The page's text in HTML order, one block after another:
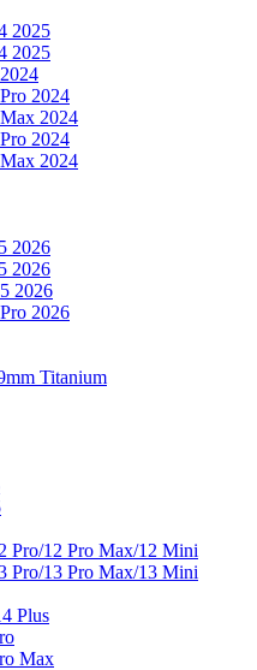
2025
2025
2024
2024
2024
2024
2026
2026
2026
2026
Titanium
Pro/12 Pro Max/12 Mini
Pro/13 Pro Max/13 Mini
Plus
Max